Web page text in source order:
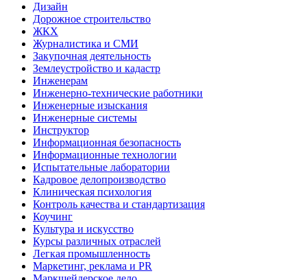
Дизайн
Дорожное строительство
ЖКХ
Журналистика и СМИ
Закупочная деятельность
Землеустройство и кадастр
Инженерам
Инженерно-технические работники
Инженерные изыскания
Инженерные системы
Инструктор
Информационная безопасность
Информационные технологии
Испытательные лаборатории
Кадровое делопроизводство
Клиническая психология
Контроль качества и стандартизация
Коучинг
Культура и искусство
Курсы различных отраслей
Легкая промышленность
Маркетинг, реклама и PR